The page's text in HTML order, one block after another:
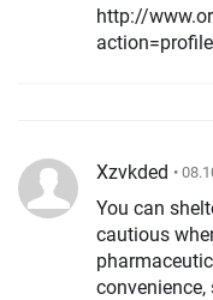
http://
Xzvkded •
You can
cautious
convenience,